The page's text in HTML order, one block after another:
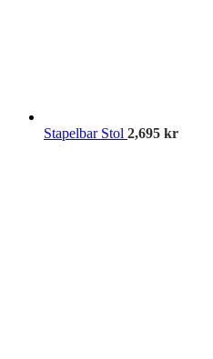
Stapelbar Stol 2,695 kr